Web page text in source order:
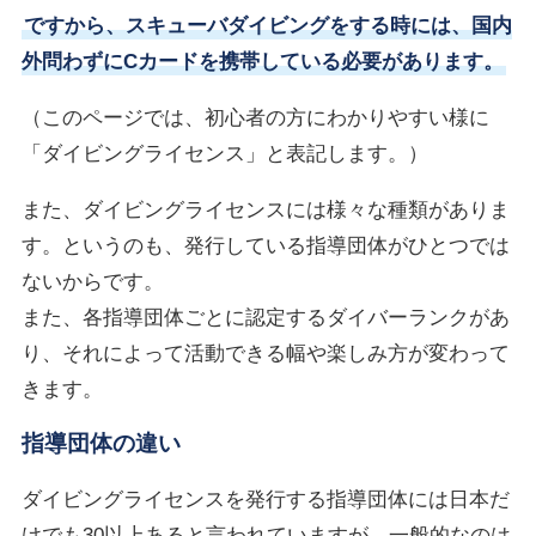
ですから、スキューバダイビングをする時には、国内
外問わずにCカードを携帯している必要があります。
（このページでは、初心者の方にわかりやすい様に
「ダイビングライセンス」と表記します。）
また、ダイビングライセンスには様々な種類がありま
す。というのも、発行している指導団体がひとつでは
ないからです。
また、各指導団体ごとに認定するダイバーランクがあ
り、それによって活動できる幅や楽しみ方が変わって
きます。
指導団体の違い
ダイビングライセンスを発行する指導団体には日本だ